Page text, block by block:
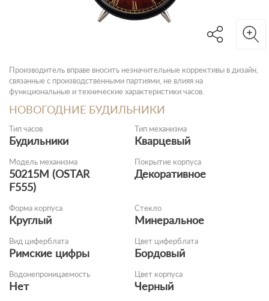
Производитель вправе вносить незначительные коррективы в дизайн,
связанные с производственными партиями, не влияя на
функциональные и технические характеристики часов.
НОВОГОДНИЕ БУДИЛЬНИКИ
Тип часов
Будильники
Тип механизма
Кварцевый
Модель механизма
50215М (OSTAR
F555)
Покрытие корпуса
Декоративное
Форма корпуса
Круглый
Стекло
Минеральное
Вид циферблата
Римские цифры
Цвет циферблата
Бордовый
Водонепроницаемость
Нет
Цвет корпуса
Черный